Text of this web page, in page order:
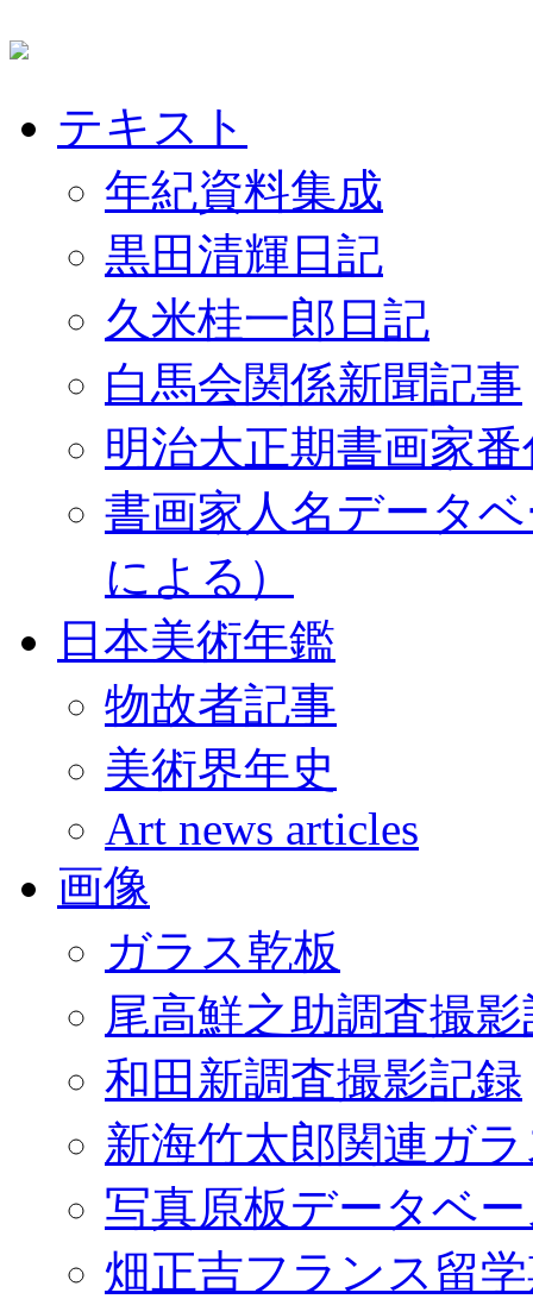
テキスト
年紀資料集成
黒田清輝日記
久米桂一郎日記
白馬会関係新聞記事
明治大正期書画家
書画家人名データ
による）
日本美術年鑑
物故者記事
美術界年史
Art news articles
画像
ガラス乾板
尾高鮮之助調査撮
和田新調査撮影記録
新海竹太郎関連ガ
写真原板データベ
畑正吉フランス留